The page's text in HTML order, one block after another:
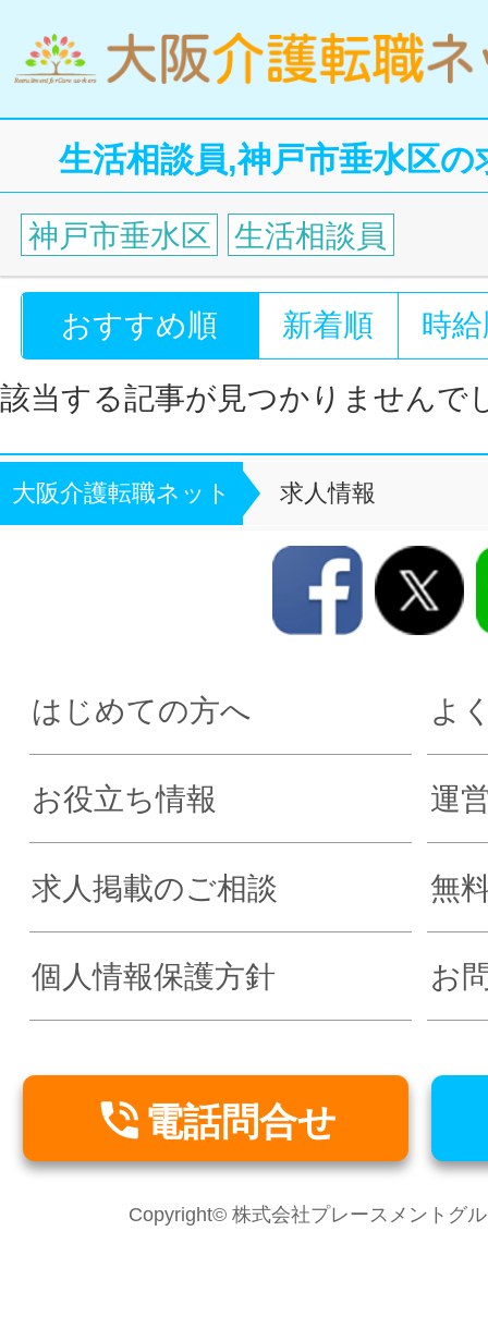
生活相談員,神戸市垂水区
神戸市垂水区 生活相談員
おすすめ順 新着順 時
該当する記事が見つかりませんで
大阪介護転職ネット 求人情報
はじめての方へ よ
お役立ち情報 運
求人掲載のご相談 無
個人情報保護方針 お
 電話問合せ
Copyright© 株式会社プレースメントグ